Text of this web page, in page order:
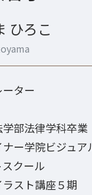
ひろこ
ター
部法律学科卒業
ー学院ビジュア
クール
スト講座５期